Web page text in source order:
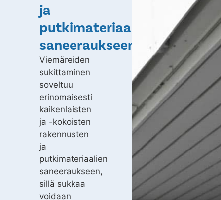
ja
putkimateriaalien
saneeraukseen
Viemäreiden
sukittaminen
soveltuu
erinomaisesti
kaikenlaisten
ja -kokoisten
rakennusten
ja
putkimateriaalien
saneeraukseen,
sillä sukkaa
voidaan